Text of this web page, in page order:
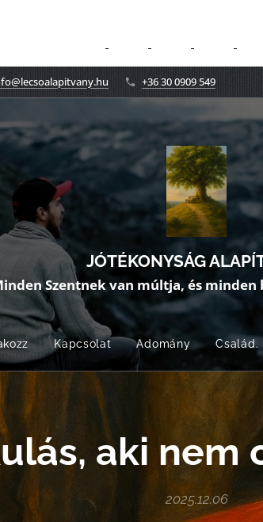
+36 30 0909 549
JÓTÉKONYSÁG
Szentnek van múltja, és
Kapcsolat Adomány Család.
aki nem
2025.12.06